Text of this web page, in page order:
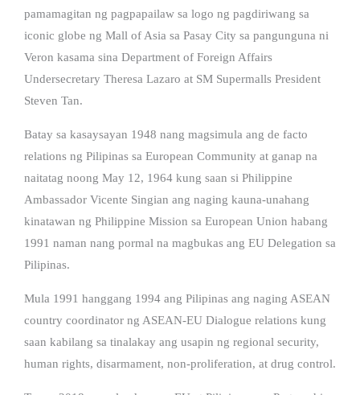
pamamagitan ng pagpapailaw sa logo ng pagdiriwang sa
iconic globe ng Mall of Asia sa Pasay City sa pangunguna ni
Veron kasama sina Department of Foreign Affairs
Undersecretary Theresa Lazaro at SM Supermalls President
Steven Tan.
Batay sa kasaysayan 1948 nang magsimula ang de facto
relations ng Pilipinas sa European Community at ganap na
naitatag noong May 12, 1964 kung saan si Philippine
Ambassador Vicente Singian ang naging kauna-unahang
kinatawan ng Philippine Mission sa European Union habang
1991 naman nang pormal na magbukas ang EU Delegation sa
Pilipinas.
Mula 1991 hanggang 1994 ang Pilipinas ang naging ASEAN
country coordinator ng ASEAN-EU Dialogue relations kung
saan kabilang sa tinalakay ang usapin ng regional security,
human rights, disarmament, non-proliferation, at drug control.